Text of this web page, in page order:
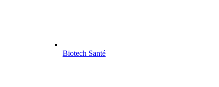
Biotech Santé